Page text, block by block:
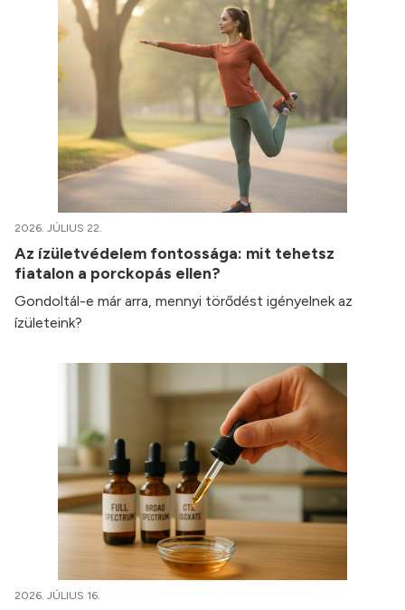
2026. JÚLIUS 22.
Az ízületvédelem fontossága: mit tehetsz
fiatalon a porckopás ellen?
Gondoltál-e már arra, mennyi törődést igényelnek az
ízületeink?
2026. JÚLIUS 16.